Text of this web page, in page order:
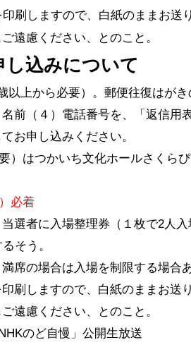
印刷しますので、白紙のままお送
遠慮ください、とのこと。
込みについて
以上から必要）。郵便往復はが
前（４）電話番号を、「返信用
てお申し込みください。
）はつかいち文化ホールさくら
必着
選者に入場整理券（１枚で2人
そう。
席の場合は入場を制限する場合あ
刷しますので、白紙のままお送
遠慮ください、とのこと。
のど自慢」公開生放送